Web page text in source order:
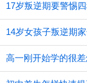
17岁叛逆期要警惕
14岁女孩子叛逆期
高一刚开始学的很